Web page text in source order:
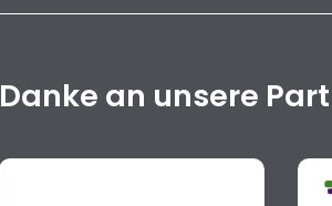
Danke an unsere